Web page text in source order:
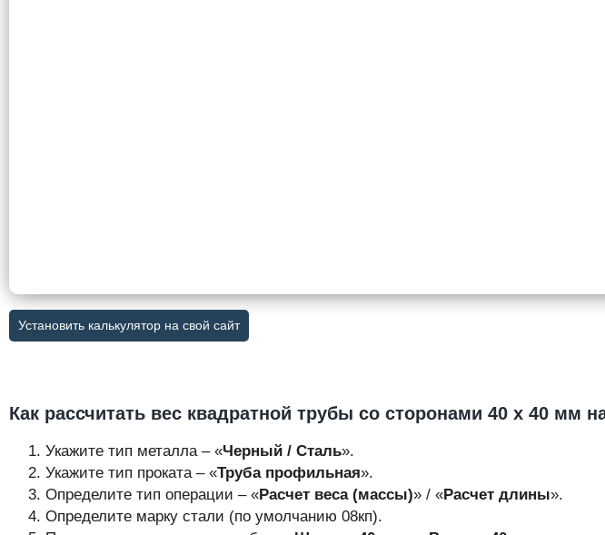
Установить калькулятор на свой сайт
Как рассчитать вес квадратной трубы со сторонами 40 х 40 мм
Укажите тип металла – «Черный / Сталь».
Укажите тип проката – «Труба профильная».
Определите тип операции – «Расчет веса (массы)» / «Расчет длины».
Определите марку стали (по умолчанию 08кп).